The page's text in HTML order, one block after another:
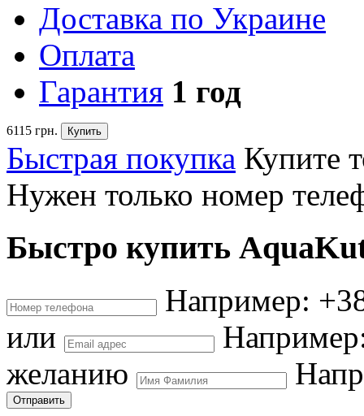
Доставка по Украине
Оплата
Гарантия 1 год
6115 грн.
Быстрая покупка Купите
Нужен только номер
Быстро купить
Например:
или
желанию
Отправить